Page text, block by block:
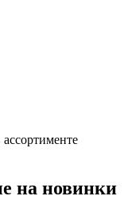
на новинки